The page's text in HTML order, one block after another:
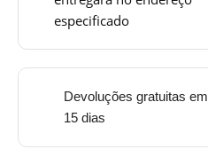
especificado
Devoluções gratuitas em
15 dias